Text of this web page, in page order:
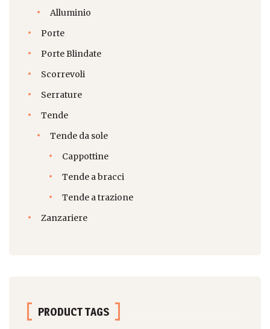
Alluminio
Porte
Porte Blindate
Scorrevoli
Serrature
Tende
Tende da sole
Cappottine
Tende a bracci
Tende a trazione
Zanzariere
PRODUCT TAGS